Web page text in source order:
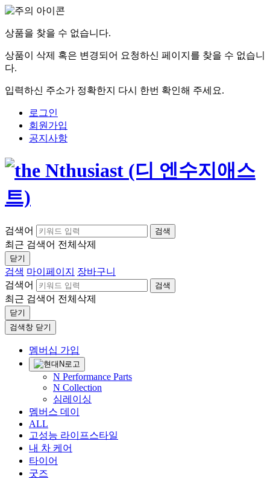
상품을 찾을 수 없습니다.
상품이 삭제 혹은 변경되어 요청하신 페이지를 찾을 수 없습니
다.
입력하신 주소가 정확한지 다시 한번 확인해 주세요.
로그인
회원가입
공지사항
검색어 검색
최근 검색어 전체삭제
닫기
검색 마이페이지
장바구니
검색어
검색
최근 검색어 전체삭제
닫기
검색창 닫기
멤버십 가입
N Performance Parts
N Collection
심레이싱
멤버스 데이
ALL
고성능 라이프스타일
내 차 케어
타이어
굿즈